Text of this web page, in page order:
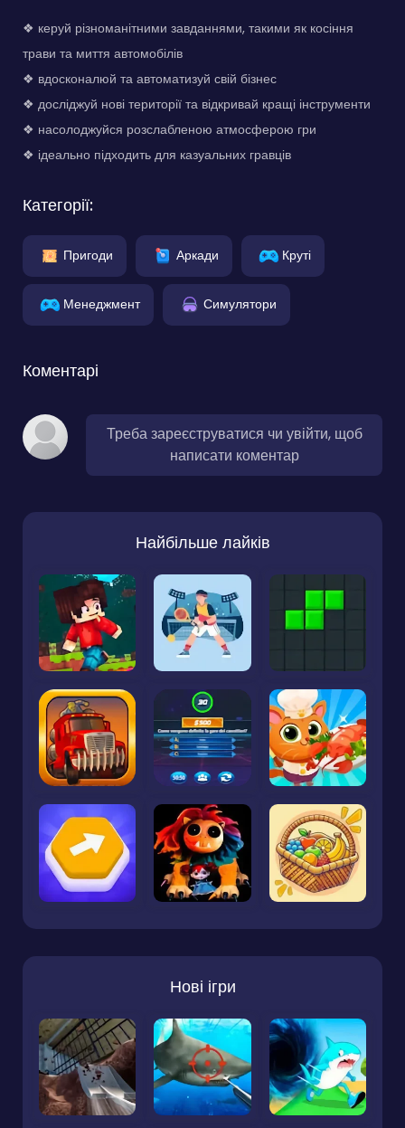
❖ керуй різноманітними завданнями, такими як косіння
трави та миття автомобілів
❖ вдосконалюй та автоматизуй свій бізнес
❖ досліджуй нові території та відкривай кращі інструменти
❖ насолоджуйся розслабленою атмосферою гри
❖ ідеально підходить для казуальних гравців
Категорії:
Пригоди Аркади Круті
Менеджмент Симулятори
Коментарі
Треба зареєструватися чи увійти, щоб
написати коментар
Найбільше лайків
Нові ігри